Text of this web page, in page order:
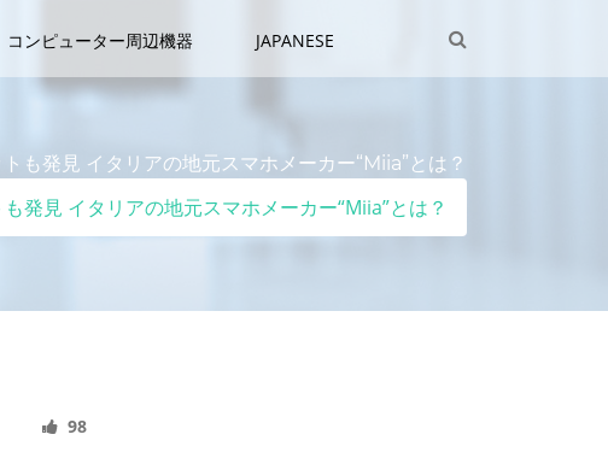
コンピューター周辺機器 JAPANESE
も発見 イタリアの地元スマホメーカー“Miia”とは？
発見 イタリアの地元スマホメーカー“Miia”とは？
98